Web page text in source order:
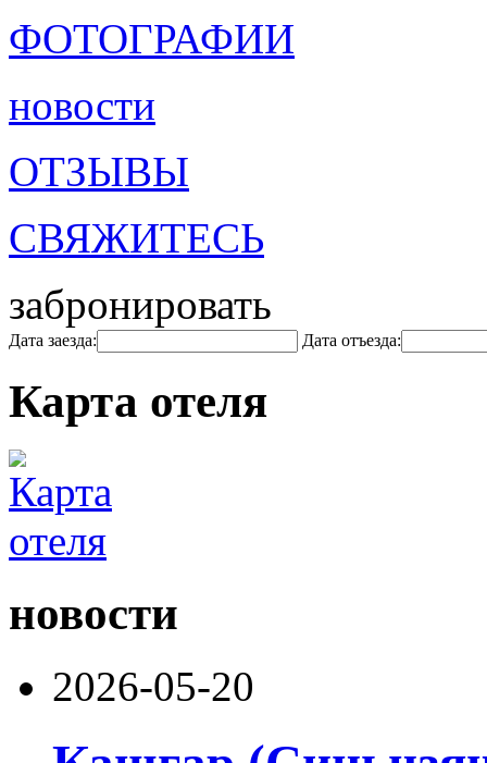
ФОТОГРАФИИ
новости
ОТЗЫВЫ
СВЯЖИТЕСЬ
забронировать
Дата заезда: Дата отъезда:
Карта отеля
новости
2026-05-20